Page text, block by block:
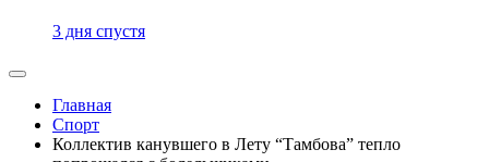
3 дня спустя
Главная
Спорт
Коллектив канувшего в Лету “Тамбова” тепло